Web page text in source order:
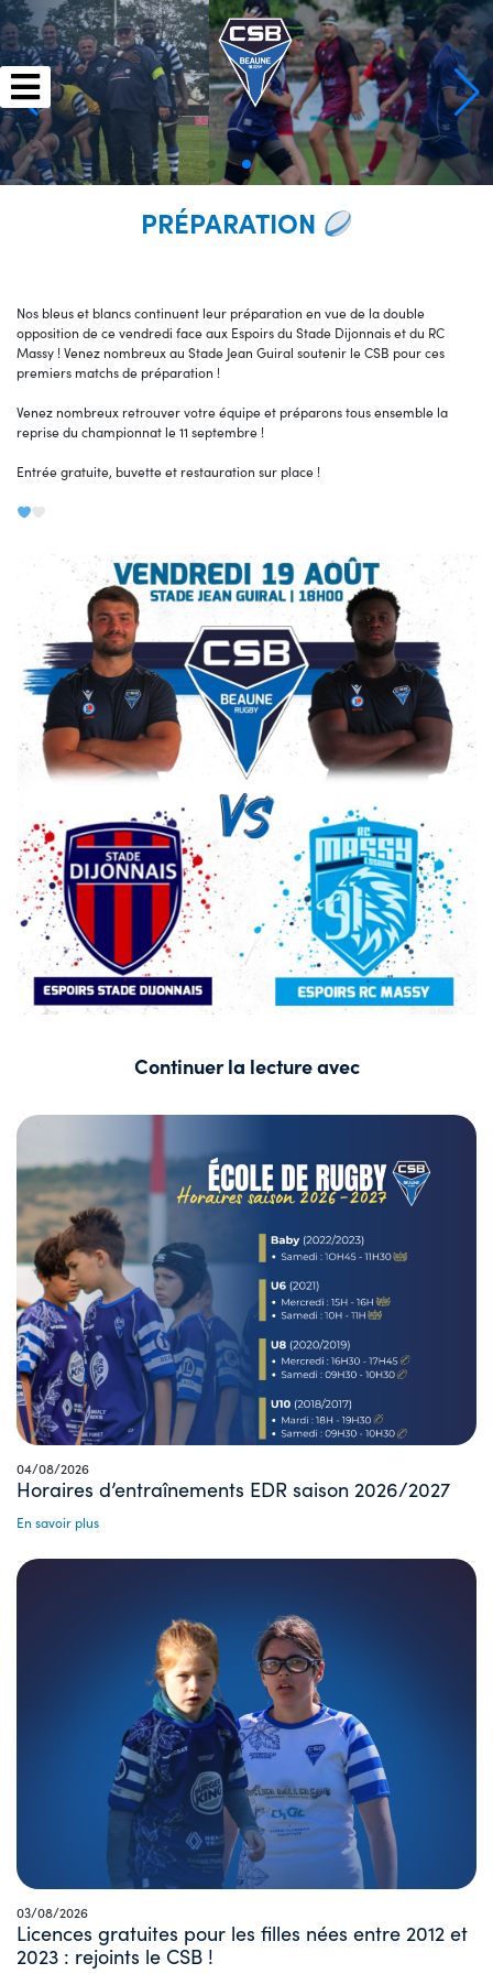
Skip
to
content
PRÉPARATION
Nos bleus et blancs continuent leur préparation en vue de la double
opposition de ce vendredi face aux Espoirs du Stade Dijonnais et du RC
Massy ! Venez nombreux au Stade Jean Guiral soutenir le CSB pour ces
premiers matchs de préparation !
Venez nombreux retrouver votre équipe et préparons tous ensemble la
reprise du championnat le 11 septembre !
Entrée gratuite, buvette et restauration sur place !
Continuer la lecture avec
04/08/2026
Horaires d’entraînements EDR saison 2026/2027
En savoir plus
03/08/2026
Licences gratuites pour les filles nées entre 2012 et
2023 : rejoints le CSB !